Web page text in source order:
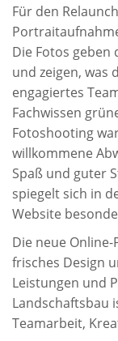
Für den
Die Fotos geben
und zeigen, was
engagiertes
Fachwissen
Fotoshooting
willkommene
Spaß und guter
spiegelt sich in
Website
Die neue
frisches Design
Leistungen und
Landschaftsbau
Teamarbeit,